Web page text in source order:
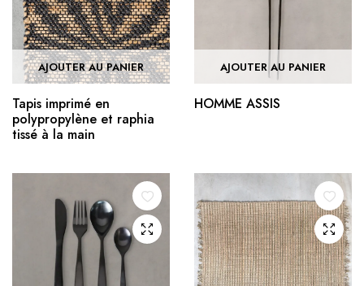
AJOUTER AU PANIER
Tapis imprimé en
polypropylène et raphia
tissé à la main
AJOUTER AU PANIER
HOMME ASSIS